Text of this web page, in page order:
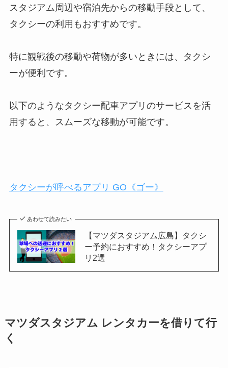
スタジアム周辺や宿泊先からの移動手段として、
タクシーの利用もおすすめです。
特に観戦後の移動や荷物が多いときには、タクシ
ーが便利です。
以下のようなタクシー配車アプリのサービスを活
用すると、スムーズな移動が可能です。
タクシーが呼べるアプリ GO《ゴー》
あわせて読みたい
【マツダスタジアム広島】タクシ
ー予約におすすめ！タクシーアプ
リ2選
マツダスタジアム レンタカーを借りて行
く